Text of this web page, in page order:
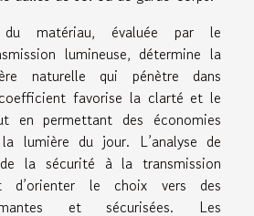
du matériau, évaluée par le
lumineuse, détermine la
naturelle qui pénètre dans
favorise la clarté et le
en permettant des économies
lumière du jour. L’analyse de
la sécurité à la transmission
d’orienter le choix vers des
et sécurisées. Les